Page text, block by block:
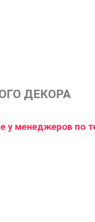
ДЕКОРА
у менеджеров по